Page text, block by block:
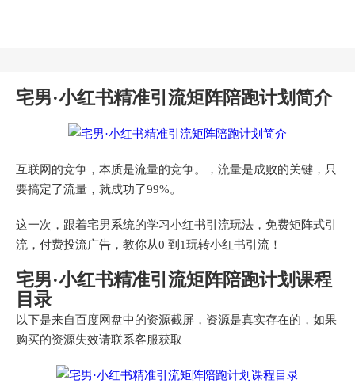
宅男·小红书精准引流矩阵陪跑计划简介
互联网的竞争，本质是流量的竞争。，流量是成败的关键，只
要搞定了流量，就成功了99%。
这一次，跟着宅男系统的学习小红书引流玩法，免费矩阵式引
流，付费投流广告，教你从0 到1玩转小红书引流！
宅男·小红书精准引流矩阵陪跑计划课程
目录
以下是来自百度网盘中的资源截屏，资源是真实存在的，如果
购买的资源失效请联系客服获取